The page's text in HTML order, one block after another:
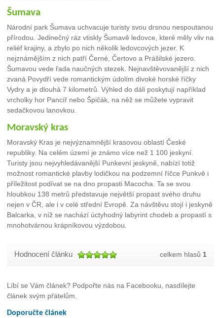
Šumava
Národní park Šumava uchvacuje turisty svou drsnou nespoutanou
přírodou. Jedinečný ráz vtiskly Šumavě ledovce, které měly vliv na
reliéf krajiny, a zbylo po nich několik ledovcových jezer. K
nejznámějším z nich patří Černé, Čertovo a Prášilské jezero.
Šumavou vede řada naučných stezek. Nejnavštěvovanější z nich
zvaná Povydří vede romantickým údolím divoké horské říčky
Vydry a je dlouhá 7 kilometrů. Výhled do dáli poskytují například
vrcholky hor Pancíř nebo Špičák, na něž se můžete vypravit
sedačkovou lanovkou.
Moravský kras
Moravský Kras je nejvýznamnější krasovou oblastí České
republiky. Na celém území je známo více než 1 100 jeskyní.
Turisty jsou nejvyhledávanější Punkevní jeskyně, nabízí totiž
možnost romantické plavby lodičkou na podzemní říčce Punkvě i
příležitost podívat se na dno propasti Macocha. Ta se svou
hloubkou 138 metrů představuje největší propast svého druhu
nejen v ČR, ale i v celé střední Evropě. Za návštěvu stojí i jeskyně
Balcarka, v níž se nachází úctyhodný labyrint chodeb a propastí s
mnohotvárnou krápníkovou výzdobou.
Hodnocení článku celkem hlasů 1
Líbí se Vám článek? Podpořte nás na Facebooku, nasdílejte
článek svým přátelům.
Doporučte článek